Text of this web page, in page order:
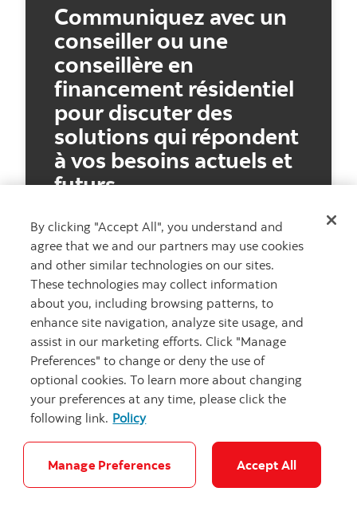
Communiquez avec un
conseiller ou une
conseillère en
financement résidentiel
pour discuter des
solutions qui répondent
à vos besoins actuels et
futurs.
Prenez rendez-vousPrenez rendez-vous en
Notes juridiques
Articles connexes
By clicking "Accept All", you understand and
agree that we and our partners may use cookies
and other similar technologies on our sites.
These technologies may collect information
about you, including browsing patterns, to
enhance site navigation, analyze site usage, and
assist in our marketing efforts. Click "Manage
Preferences" to change or deny the use of
optional cookies. To learn more about changing
your preferences at any time, please click the
following link. Policy
Manage Preferences Accept All